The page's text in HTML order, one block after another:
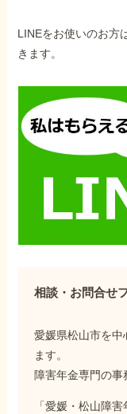
LINEをお使いのお方
きます。
相談・お問合せ
愛媛県松山市を
ます。
障害年金専門の事
「愛媛・松山障